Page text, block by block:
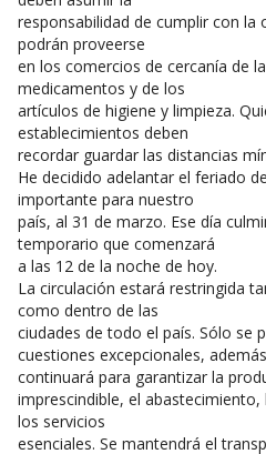
responsabilidad de cumplir con la
podrán proveerse
en los comercios de cercanía de
medicamentos y de los
artículos de higiene y limpieza.
establecimientos deben
recordar guardar las distancias
He decidido adelantar el feriado
importante para nuestro
país, al 31 de marzo. Ese día
temporario que comenzará
a las 12 de la noche de hoy.
La circulación estará restringida
como dentro de las
ciudades de todo el país. Sólo se
cuestiones excepcionales,
continuará para garantizar la
imprescindible, el
los servicios
esenciales. Se mantendrá el